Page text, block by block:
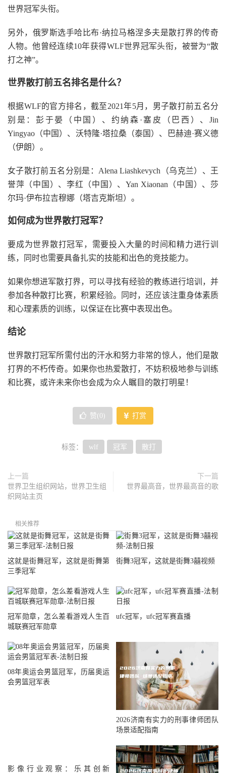
世界冠军头衔。
另外，俄罗斯选手哈比布·纳拉马格涅多夫是散打界的传奇
人物。他曾经连续10年获得WLF世界冠军头衔，被誉为“散
打之神”。
世界散打前五名排名是什么？
根据WLF的官方排名，截至2021年5月，男子散打前五名分
别是：彭于晏（中国）、约纳森·塞皮（巴西）、Jin
Yingyao（中国）、沃特隆·塔拉桑（泰国）、巴赫迪·赛义德
（伊朗）。
女子散打前五名分别是：Alena Liashkevych（乌克兰）、王
誉萍（中国）、李红（中国）、Yan Xiaonan（中国）、莎
尔玛·伊布拉吉穆娜（塔吉克斯坦）。
如何成为世界散打冠军？
要成为世界散打冠军，需要投入大量的时间和精力进行训
练，同时也需要具备扎实的技能和出色的竞技能力。
如果你想进军散打界，可以寻找有经验的教练进行培训，并
参加各种散打比赛，积累经验。同时，还应该注重身体素质
和心理素质的训练，以保证在比赛中表现出色。
结论
世界散打冠军所需付出的汗水和努力非常的惊人，他们是散
打界的不朽传奇。如果你也热爱散打，不妨积极地参与训练
和比赛，或许未来你也会成为众人瞩目的散打明星！
赞( 0 ) 打赏
标签： wlf 冠军 散打
上一篇
世界卫生组织网站，世界卫生组
织网站主页
下一篇
世界最高音，世界最高音的歌
相关推荐
这就是街舞冠军，这就是街舞第
三季冠军
街舞3冠军，这就是街舞3囍视频
冠军勋章，怎么差看游戏人生百
城联赛冠军勋章
ufc冠军，ufc冠军赛直播
08年奥运会男篮冠军，历届奥运
会男篮冠军表
2026济南有实力的刑事律师团队
场景适配指南
影像行业观察：乐其创新